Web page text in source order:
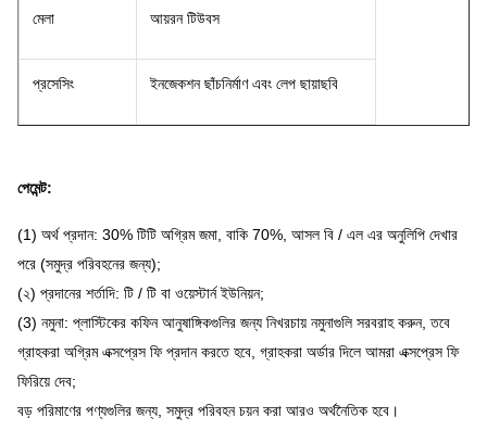
মেলা আয়রন টিউবস
প্রসেসিং ইনজেকশন ছাঁচনির্মাণ এবং লেপ ছায়াছবি
পেমেন্ট:
(1) অর্থ প্রদান: 30% টিটি অগ্রিম জমা, বাকি 70%, আসল বি / এল এর অনুলিপি দেখার
পরে (সমুদ্র পরিবহনের জন্য);
(২) প্রদানের শর্তাদি: টি / টি বা ওয়েস্টার্ন ইউনিয়ন;
(3) নমুনা: প্লাস্টিকের কফিন আনুষাঙ্গিকগুলির জন্য নিখরচায় নমুনাগুলি সরবরাহ করুন, তবে
গ্রাহকরা অগ্রিম এক্সপ্রেস ফি প্রদান করতে হবে, গ্রাহকরা অর্ডার দিলে আমরা এক্সপ্রেস ফি
ফিরিয়ে দেব;
বড় পরিমাণের পণ্যগুলির জন্য, সমুদ্র পরিবহন চয়ন করা আরও অর্থনৈতিক হবে।